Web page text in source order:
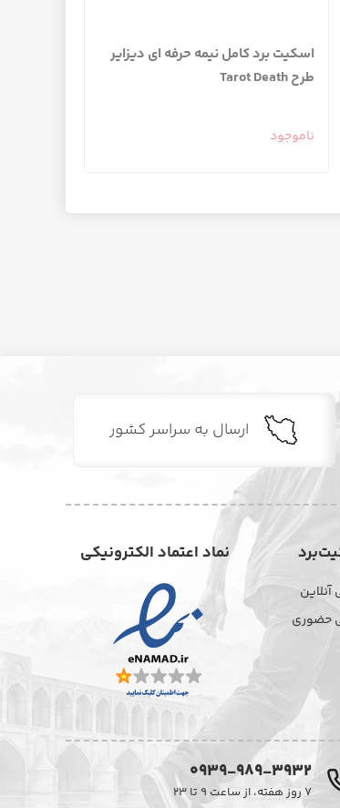
اسکیت برد کامل نیمه حرفه ای دیزایر
طرح Tarot Death
ناموجود
ارسال به سراسر کشور
حضوری
نماد اعتماد الکترونیکی
0939-989-3932
۷ روز هفته، از ساعت ۹ تا ۲۳